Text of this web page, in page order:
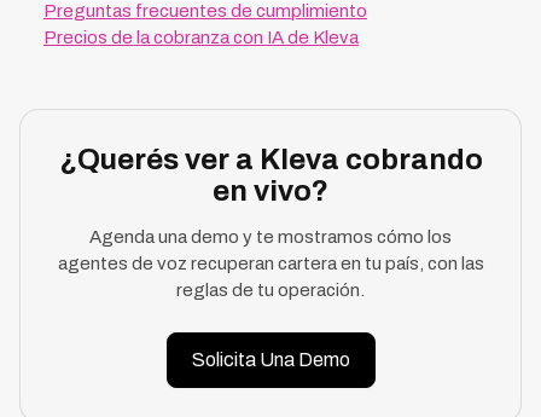
Preguntas frecuentes de cumplimiento
Precios de la cobranza con IA de Kleva
¿Querés ver a Kleva cobrando
en vivo?
Agenda una demo y te mostramos cómo los
agentes de voz recuperan cartera en tu país, con las
reglas de tu operación.
Solicita Una Demo